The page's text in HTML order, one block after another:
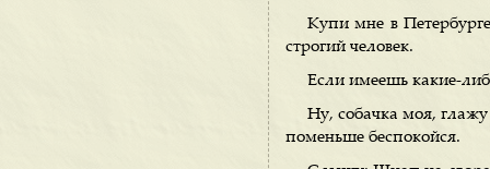
Купи мне в
строгий человек.
Если имеешь какие-
Ну, собачка моя,
поменьше беспокойся.